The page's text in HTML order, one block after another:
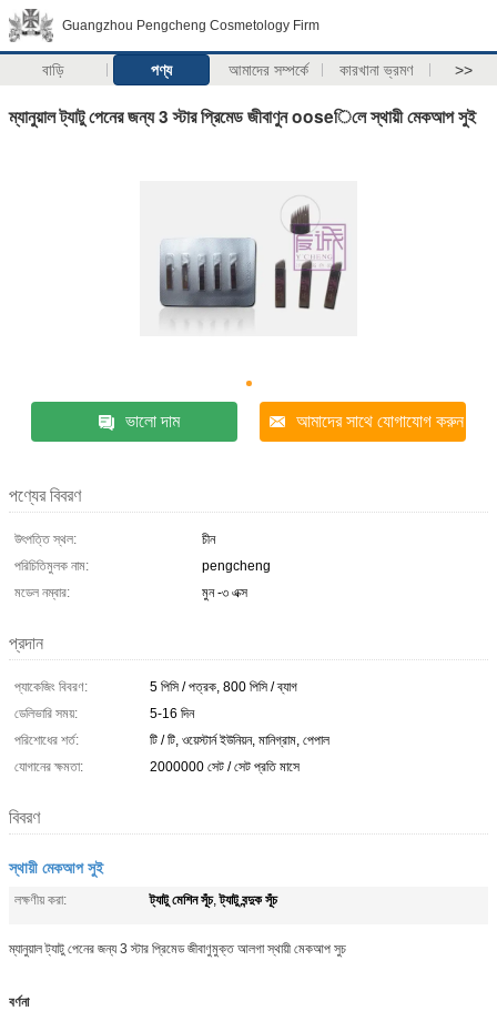
Guangzhou Pengcheng Cosmetology Firm
বাড়ি পণ্য আমাদের সম্পর্কে কারখানা ভ্রমণ >>
ম্যানুয়াল ট্যাটু পেনের জন্য 3 স্টার প্রিমেড জীবাণুন ooseিলে স্থায়ী মেকআপ সুই
ভালো দাম আমাদের সাথে যোগাযোগ করুন
পণ্যের বিবরণ
উৎপত্তি স্থল:
চীন
পরিচিতিমুলক নাম:
pengcheng
মডেল নম্বার:
মুন -৩ এক্স
প্রদান
প্যাকেজিং বিবরণ:
5 পিসি / পত্রক, 800 পিসি / ব্যাগ
ডেলিভারি সময়:
5-16 দিন
পরিশোধের শর্ত:
টি / টি, ওয়েস্টার্ন ইউনিয়ন, মানিগ্রাম, পেপাল
যোগানের ক্ষমতা:
2000000 সেট / সেট প্রতি মাসে
বিবরণ
স্থায়ী মেকআপ সুই
লক্ষণীয় করা: ট্যাটু মেশিন সূঁচ,ট্যাটু বন্দুক সূঁচ
ম্যানুয়াল ট্যাটু পেনের জন্য 3 স্টার প্রিমেড জীবাণুমুক্ত আলগা স্থায়ী মেকআপ সুচ
বর্ণনা